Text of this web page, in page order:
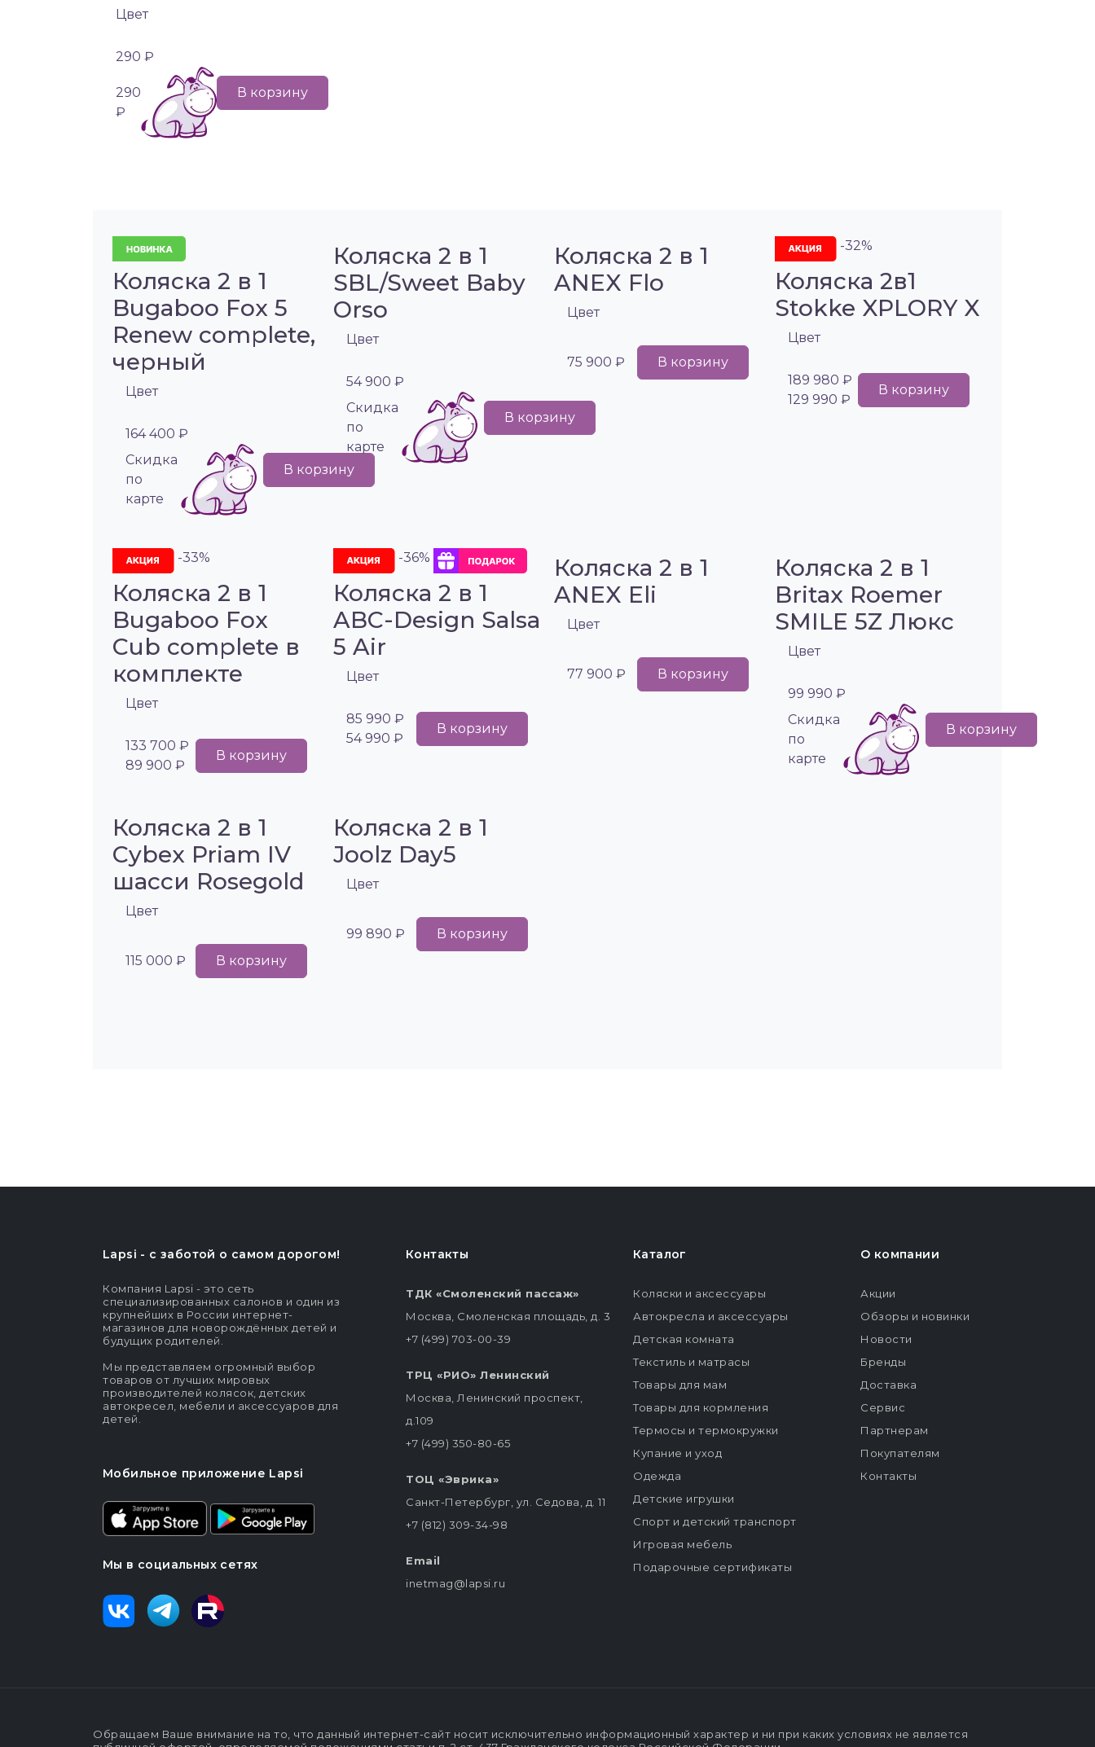
Цвет
290 ₽
290
₽
В корзину
Коляска 2 в 1
Bugaboo Fox 5
Renew complete,
черный
Цвет
164 400 ₽
Cкидка
по
карте
В корзину
Коляска 2 в 1
SBL/Sweet Baby
Orso
Цвет
54 900 ₽
Cкидка
по
карте
В корзину
Коляска 2 в 1
ANEX Flo
Цвет
75 900 ₽ В корзину
-32%
Коляска 2в1
Stokke XPLORY X
Цвет
189 980 ₽
129 990 ₽
В корзину
-33%
Коляска 2 в 1
Bugaboo Fox
Cub complete в
комплекте
Цвет
133 700 ₽
89 900 ₽
В корзину
-36%
Коляска 2 в 1
ABC-Design Salsa
5 Air
Цвет
85 990 ₽
54 990 ₽
В корзину
Коляска 2 в 1
ANEX Eli
Цвет
77 900 ₽ В корзину
Коляска 2 в 1
Britax Roemer
SMILE 5Z Люкс
Цвет
99 990 ₽
Cкидка
по
карте
В корзину
Коляска 2 в 1
Cybex Priam IV
шасси Rosegold
Цвет
115 000 ₽ В корзину
Коляска 2 в 1
Joolz Day5
Цвет
99 890 ₽ В корзину
Lapsi - c заботой о самом дорогом!
Компания Lapsi - это сеть
специализированных салонов и один из
крупнейших в России интернет-
магазинов для новорождённых детей и
будущих родителей.
Мы представляем огромный выбор
товаров от лучших мировых
производителей колясок, детских
автокресел, мебели и аксессуаров для
детей.
Мобильное приложение Lapsi
Мы в социальных сетях
Контакты
ТДК «Смоленский пассаж»
Москва, Смоленская площадь, д. 3
+7 (499) 703-00-39
ТРЦ «РИО» Ленинский
Москва, Ленинский проспект,
д.109
+7 (499) 350-80-65
ТОЦ «Эврика»
Санкт-Петербург, ул. Седова, д. 11
+7 (812) 309-34-98
Email
inetmag@lapsi.ru
Каталог
Коляски и аксессуары
Автокресла и аксессуары
Детская комната
Текстиль и матрасы
Товары для мам
Товары для кормления
Термосы и термокружки
Купание и уход
Одежда
Детские игрушки
Спорт и детский транспорт
Игровая мебель
Подарочные сертификаты
О компании
Акции
Обзоры и новинки
Новости
Бренды
Доставка
Сервис
Партнерам
Покупателям
Контакты
Обращаем Ваше внимание на то, что данный интернет-сайт носит исключительно информационный характер и ни при каких условиях не является